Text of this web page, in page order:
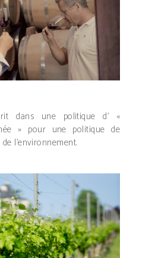
dans une politique d’ «
» pour une politique de
l’environnement.